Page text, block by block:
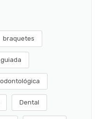
braquetes
Dental